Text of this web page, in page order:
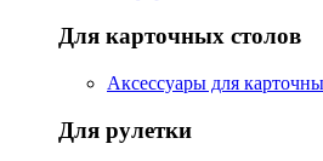
Для карточных столов
Аксессуары для
Для рулетки